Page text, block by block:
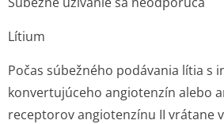
Lítium
Počas súbežného podávania lítia s
konvertujúceho angiotenzín alebo
receptorov angiotenzínu II vrátane